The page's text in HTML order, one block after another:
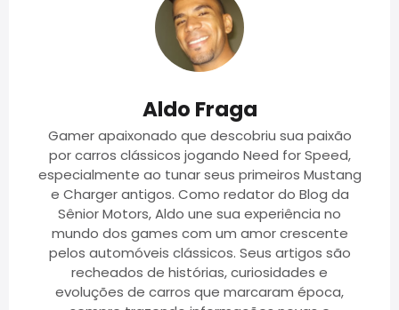
Aldo Fraga
Gamer apaixonado que descobriu sua paixão
por carros clássicos jogando Need for Speed,
especialmente ao tunar seus primeiros Mustang
e Charger antigos. Como redator do Blog da
Sênior Motors, Aldo une sua experiência no
mundo dos games com um amor crescente
pelos automóveis clássicos. Seus artigos são
recheados de histórias, curiosidades e
evoluções de carros que marcaram época,